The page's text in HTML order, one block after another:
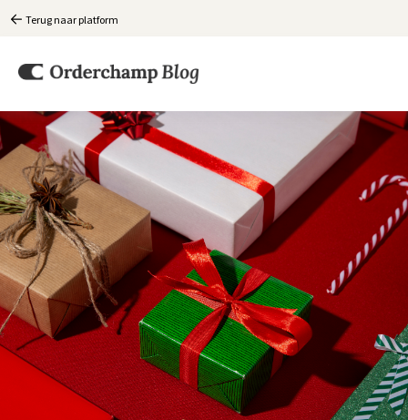
Terug naar platform